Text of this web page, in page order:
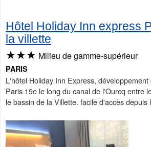
Hôtel Holiday Inn express
la villette
★★★ Milieu de gamme-supérieur
PARIS
L'hôtel Holiday Inn Express,
Paris 19e le long du canal de l'Ourcq entre
le bassin de la Villette. facile d'accès depuis